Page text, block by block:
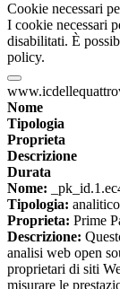
Cookie necessari
I cookie necessari
disabilitati. È
policy.
Nome
Tipologia
Proprieta
Descrizione
Durata
Nome:
Tipologia: analitico
Proprieta: Prime
Descrizione:
analisi web open
proprietari di siti
misurare le